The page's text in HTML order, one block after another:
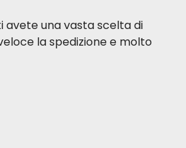
una vasta scelta di
la spedizione e molto